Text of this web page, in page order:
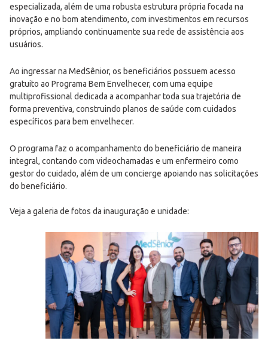
especializada, além de uma robusta estrutura própria focada na
inovação e no bom atendimento, com investimentos em recursos
próprios, ampliando continuamente sua rede de assistência aos
usuários.
Ao ingressar na MedSênior, os beneficiários possuem acesso
gratuito ao Programa Bem Envelhecer, com uma equipe
multiprofissional dedicada a acompanhar toda sua trajetória de
forma preventiva, construindo planos de saúde com cuidados
específicos para bem envelhecer.
O programa faz o acompanhamento do beneficiário de maneira
integral, contando com videochamadas e um enfermeiro como
gestor do cuidado, além de um concierge apoiando nas solicitações
do beneficiário.
Veja a galeria de fotos da inauguração e unidade: